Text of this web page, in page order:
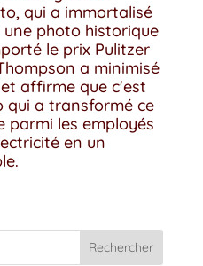
qui a immortalisé
photo historique
le prix Pulitzer
a minimisé
affirme que c'est
qui a transformé ce
parmi les employés
en un
Rechercher